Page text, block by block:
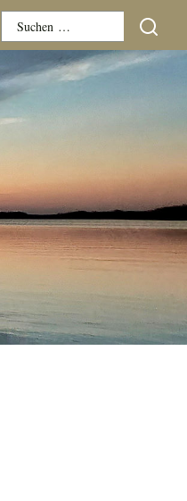
Suchen
nach: